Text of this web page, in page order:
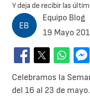
Equipo Blog
19 Mayo
Celebramos la
del 16 al 23 de
Y deja de recibir las